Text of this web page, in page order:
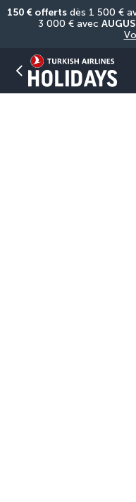
150 € offerts dès 1 500 €
3 000 € avec